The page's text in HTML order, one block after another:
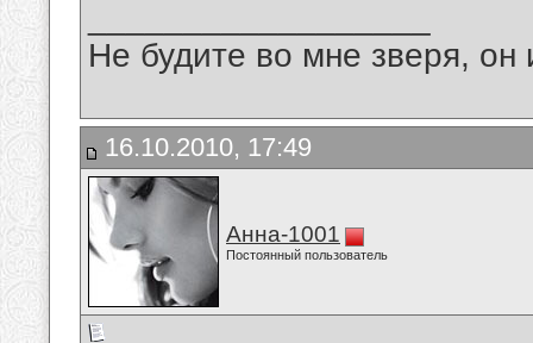
Не будите во мне зверя, он
16.10.2010, 17:49
Анна-1001
Постоянный пользователь